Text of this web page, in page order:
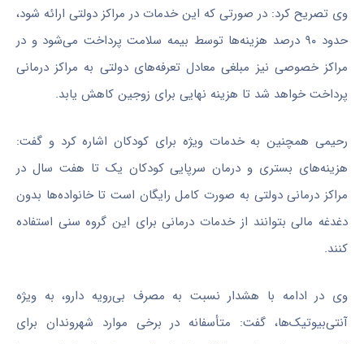
وی تصریح کرد: در صورتی که این خدمات در مراکز دولتی ارائه شود،
حدود ۹۰ درصد هزینه‌ها توسط بیمه سلامت پرداخت می‌شود و در
مراکز خصوصی نیز مبلغی معادل تعرفه‌های دولتی به مراکز درمانی
پرداخت خواهد شد تا هزینه نهایی برای زوجین کاهش یابد.
رحیمی همچنین به خدمات ویژه برای کودکان اشاره کرد و گفت:
هزینه‌های بستری و درمان سرپایی کودکان یک تا هفت سال در
مراکز درمانی دولتی به صورت کامل رایگان است تا خانواده‌ها بدون
دغدغه مالی بتوانند از خدمات درمانی برای این گروه سنی استفاده
کنند.
وی در ادامه با هشدار نسبت به مصرف بی‌رویه دارو، به ویژه
آنتی‌بیوتیک‌ها، گفت: متأسفانه در برخی موارد شهروندان برای